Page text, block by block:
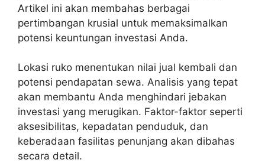
Artikel ini akan membahas berbagai
pertimbangan krusial untuk memaksimalkan
potensi keuntungan investasi Anda.
Lokasi ruko menentukan nilai jual kembali dan
potensi pendapatan sewa. Analisis yang tepat
akan membantu Anda menghindari jebakan
investasi yang merugikan. Faktor-faktor seperti
aksesibilitas, kepadatan penduduk, dan
keberadaan fasilitas penunjang akan dibahas
secara detail.